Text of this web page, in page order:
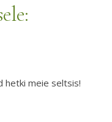
hetki meie seltsis!